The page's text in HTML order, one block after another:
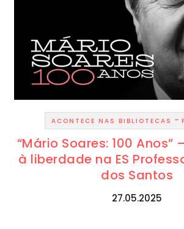
ACONTECE NAS BIBLIOTECAS -
“Mário Soares: 100 Anos”
à liberdade na ES
dos Santos
27.05.2025